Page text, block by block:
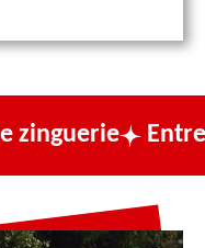
Entreprise de